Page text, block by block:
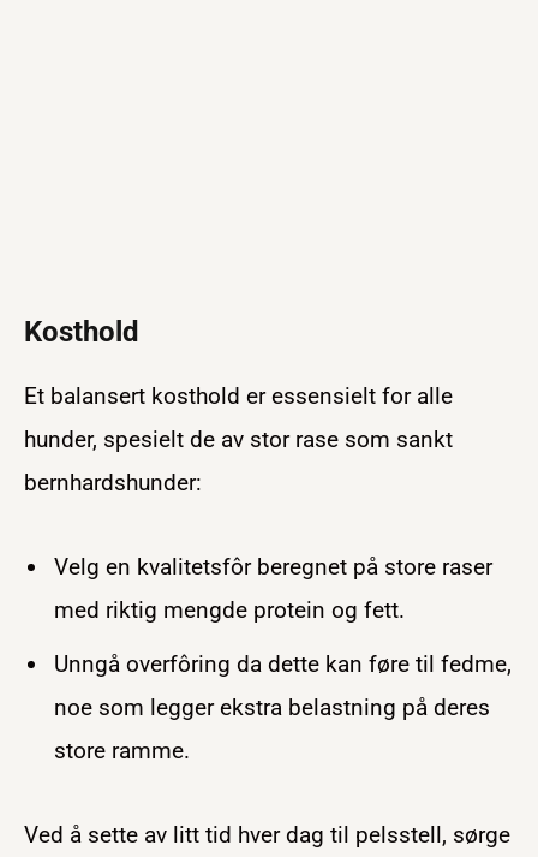
Kosthold
Et balansert kosthold er essensielt for alle
hunder, spesielt de av stor rase som sankt
bernhardshunder:
Velg en kvalitetsfôr beregnet på store raser
med riktig mengde protein og fett.
Unngå overfôring da dette kan føre til fedme,
noe som legger ekstra belastning på deres
store ramme.
Ved å sette av litt tid hver dag til pelsstell, sørge